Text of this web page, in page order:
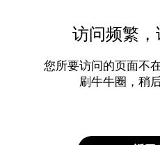
访问频繁
您所要访问的页面不
刷牛牛圈，稍